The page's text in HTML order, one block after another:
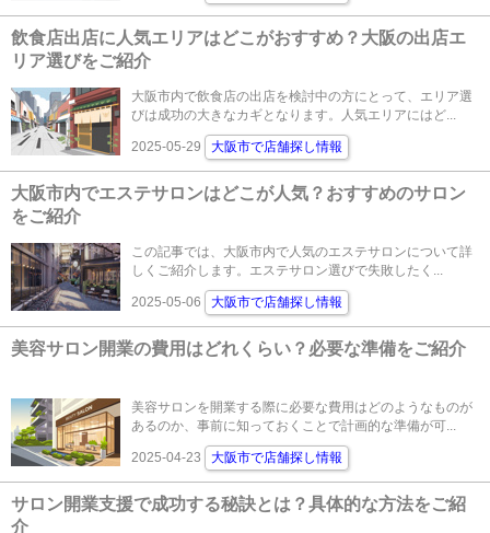
飲食店出店に人気エリアはどこがおすすめ？大阪の出店エ
リア選びをご紹介
大阪市内で飲食店の出店を検討中の方にとって、エリア選
びは成功の大きなカギとなります。人気エリアにはど...
2025-05-29 大阪市で店舗探し情報
大阪市内でエステサロンはどこが人気？おすすめのサロン
をご紹介
この記事では、大阪市内で人気のエステサロンについて詳
しくご紹介します。エステサロン選びで失敗したく...
2025-05-06 大阪市で店舗探し情報
美容サロン開業の費用はどれくらい？必要な準備をご紹介
美容サロンを開業する際に必要な費用はどのようなものが
あるのか、事前に知っておくことで計画的な準備が可...
2025-04-23 大阪市で店舗探し情報
サロン開業支援で成功する秘訣とは？具体的な方法をご紹
介